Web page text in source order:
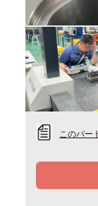
Previous
このパー